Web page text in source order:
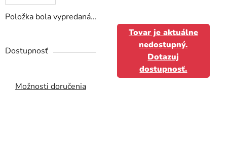
Položka bola vypredaná…
Dostupnosť
Tovar je aktuálne
nedostupný.
Dotazuj
dostupnosť.
Možnosti doručenia